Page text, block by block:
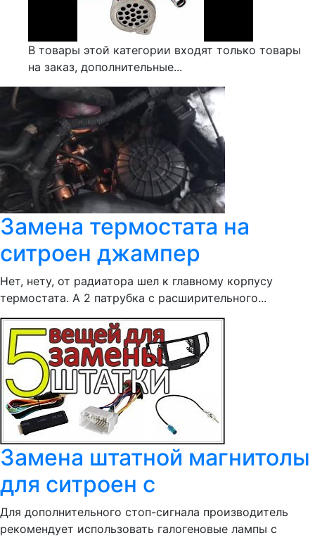
В товары этой категории входят только товары
на заказ, дополнительные...
Замена термостата на
ситроен джампер
Нет, нету, от радиатора шел к главному корпусу
термостата. А 2 патрубка с расширительного...
Замена штатной магнитолы
для ситроен с
Для дополнительного стоп-сигнала производитель
рекомендует использовать галогеновые лампы с